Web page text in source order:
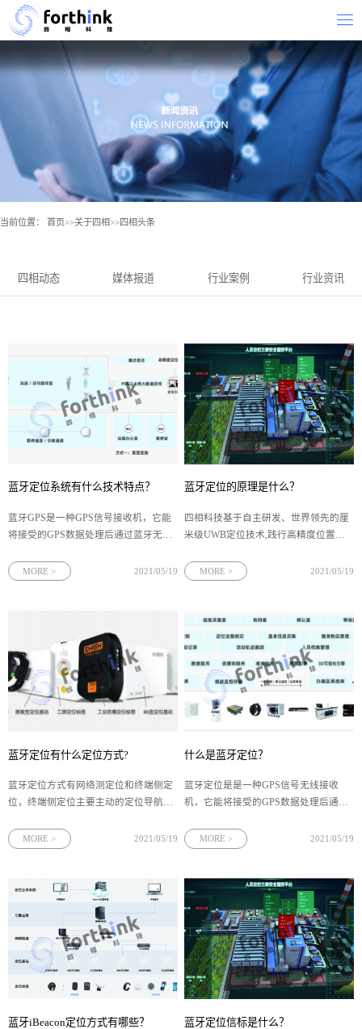
当前位置： 首页>>关于四相>>四相头条
四相动态 媒体报道 行业案例 行业资讯
蓝牙定位系统有什么技术特点？
蓝牙GPS是一种GPS信号接收机，它能
将接受的GPS数据处理后通过蓝牙无线
中，以辅助定位。那么蓝牙定位系统是
MORE > 2021/05/19
蓝牙定位的原理是什么？
四相科技基于自主研发、世界领先的厘
米级UWB定位技术,践行高精度位置服
供一站式位置物联解决方案。下面就让
MORE > 2021/05/19
蓝牙定位有什么定位方式?
蓝牙定位方式有网络测定位和终端侧定
位，终端侧定位主要主动的定位导航、
较偏重于定位追踪、移动资产管理、环
MORE > 2021/05/19
什么是蓝牙定位？
蓝牙定位是是一种GPS信号无线接收
机，它能将接受的GPS数据处理后通过
等设备中，以辅助用户定位。下面就让
MORE > 2021/05/19
蓝牙iBeacon定位方式有哪些？ 蓝牙定位信标是什么？